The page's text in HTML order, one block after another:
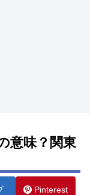
意味？関東
Pinterest